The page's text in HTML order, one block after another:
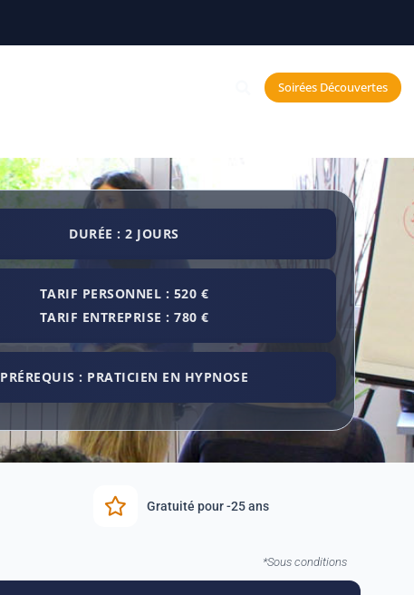
Soirées Découvertes
DURÉE : 2 JOURS
TARIF PERSONNEL : 520 €
TARIF ENTREPRISE : 780 €
PRÉREQUIS : PRATICIEN EN HYPNOSE
Gratuité pour -25 ans
*Sous conditions